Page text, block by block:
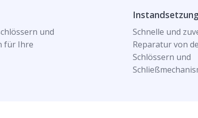
und
für Ihre
Instandsetzung
Schnelle und
Reparatur von
Schlössern und